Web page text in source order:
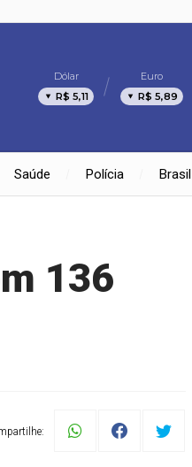
Dólar
R$ 5,11
Euro
R$ 5,89
Saúde Polícia Brasil
136